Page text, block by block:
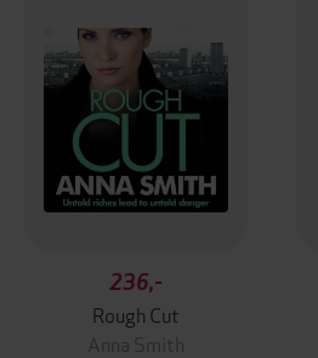
236,-
Rough Cut
Anna Smith